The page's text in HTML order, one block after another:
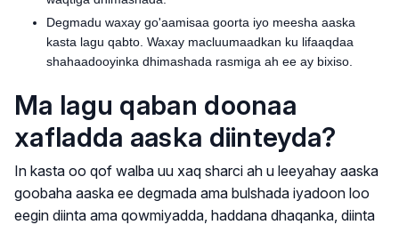
Degmadu waxay go'aamisaa goorta iyo meesha aaska
kasta lagu qabto. Waxay macluumaadkan ku lifaaqdaa
shahaadooyinka dhimashada rasmiga ah ee ay bixiso.
Ma lagu qaban doonaa
xafladda aaska diinteyda?
In kasta oo qof walba uu xaq sharci ah u leeyahay aaska
goobaha aaska ee degmada ama bulshada iyadoon loo
eegin diinta ama qowmiyadda, haddana dhaqanka, diinta